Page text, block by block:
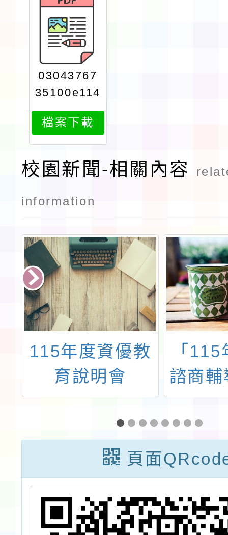
03043767
35100e114
0016799at
tach1
檔案下載
校園新聞-相關內容
information
115年度資優教
育說明會
「
諮商
務」4
線上
實體
頁面